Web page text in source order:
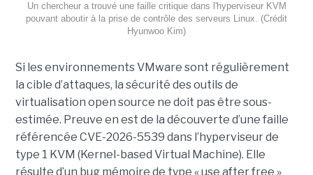
Un chercheur a trouvé une faille critique dans l'hyperviseur KVM
pouvant aboutir à la prise de contrôle des serveurs Linux. (Crédit
Hyunwoo Kim)
Si les environnements VMware sont régulièrement
la cible d’attaques, la sécurité des outils de
virtualisation open source ne doit pas être sous-
estimée. Preuve en est de la découverte d’une faille
référencée CVE-2026-5539 dans l’hyperviseur de
type 1 KVM (Kernel-based Virtual Machine). Elle
résulte d’un bug mémoire de type « use after free »